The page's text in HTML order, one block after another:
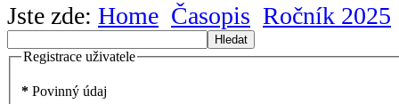
Jste zde: Home Časopis Ročník 2025
Hledat
Registrace uživatele
* Povinný údaj